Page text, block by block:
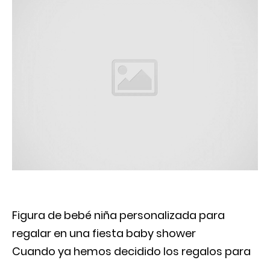
Figura de bebé niña personalizada para
regalar en una fiesta baby shower
Cuando ya hemos decidido los regalos para